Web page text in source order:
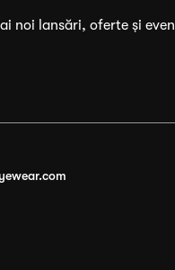
noi lansări, oferte și